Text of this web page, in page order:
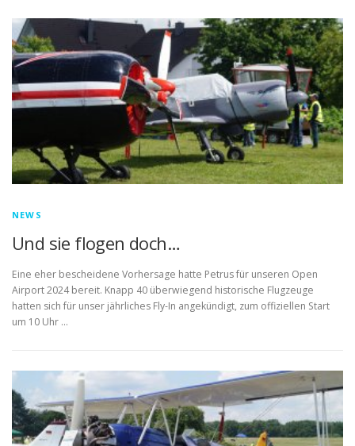
NEWS
Und sie flogen doch…
Eine eher bescheidene Vorhersage hatte Petrus für unseren Open
Airport 2024 bereit. Knapp 40 überwiegend historische Flugzeuge
hatten sich für unser jährliches Fly-In angekündigt, zum offiziellen Start
um 10 Uhr …